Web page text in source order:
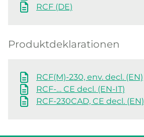
RCF (DE)
Produktdeklarationen
RCF(M)-230, env. decl. (EN)
RCF-… CE decl. (EN-IT)
RCF-230CAD, CE decl. (EN)